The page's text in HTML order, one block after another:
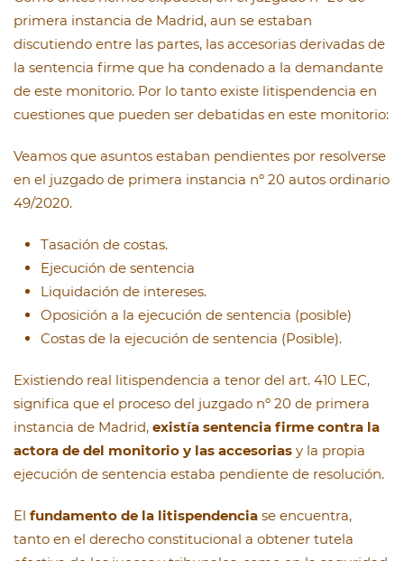
primera instancia de Madrid, aun se estaban
discutiendo entre las partes, las accesorias derivadas de
la sentencia firme que ha condenado a la demandante
de este monitorio. Por lo tanto existe litispendencia en
cuestiones que pueden ser debatidas en este monitorio:
Veamos que asuntos estaban pendientes por resolverse
en el juzgado de primera instancia nº 20 autos ordinario
49/2020.
Tasación de costas.
Ejecución de sentencia
Liquidación de intereses.
Oposición a la ejecución de sentencia (posible)
Costas de la ejecución de sentencia (Posible).
Existiendo real litispendencia a tenor del art. 410 LEC,
significa que el proceso del juzgado nº 20 de primera
instancia de Madrid, existía sentencia firme contra la
actora de del monitorio y las accesorias y la propia
ejecución de sentencia estaba pendiente de resolución.
El fundamento de la litispendencia se encuentra,
tanto en el derecho constitucional a obtener tutela